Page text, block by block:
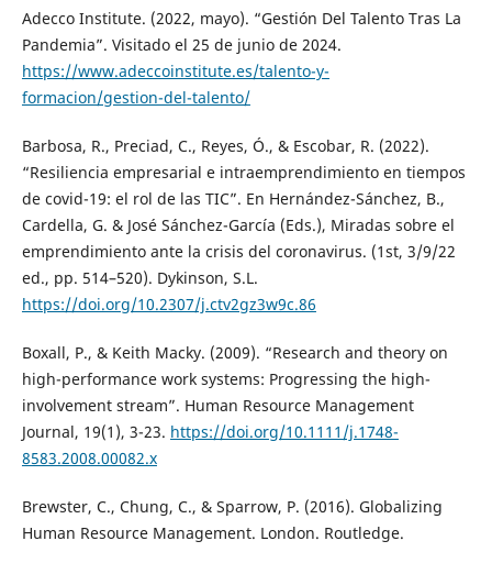
Adecco Institute. (2022, mayo). “Gestión Del Talento Tras La
Pandemia”. Visitado el 25 de junio de 2024.
https://www.adeccoinstitute.es/talento-y-
formacion/gestion-del-talento/
Barbosa, R., Preciad, C., Reyes, Ó., & Escobar, R. (2022).
“Resiliencia empresarial e intraemprendimiento en tiempos
de covid-19: el rol de las TIC”. En Hernández-Sánchez, B.,
Cardella, G. & José Sánchez-García (Eds.), Miradas sobre el
emprendimiento ante la crisis del coronavirus. (1st, 3/9/22
ed., pp. 514–520). Dykinson, S.L.
https://doi.org/10.2307/j.ctv2gz3w9c.86
Boxall, P., & Keith Macky. (2009). “Research and theory on
high-performance work systems: Progressing the high-
involvement stream”. Human Resource Management
Journal, 19(1), 3-23. https://doi.org/10.1111/j.1748-
8583.2008.00082.x
Brewster, C., Chung, C., & Sparrow, P. (2016). Globalizing
Human Resource Management. London. Routledge.